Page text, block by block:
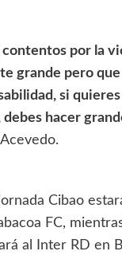
contentos por la
grande pero
si
debes hacer
Cibao
FC,
al Inter RD en